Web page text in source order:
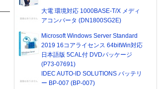
大電 環境対応 1000BASE-T/X メディ
アコンバータ (DN1800SG2E)
Microsoft Windows Server Standard
2019 16コアライセンス 64bitWin対応
日本語版 5CAL付 DVDパッケージ
(P73-07691)
IDEC AUTO-ID SOLUTIONS バッテリ
ー BP-007 (BP-007)